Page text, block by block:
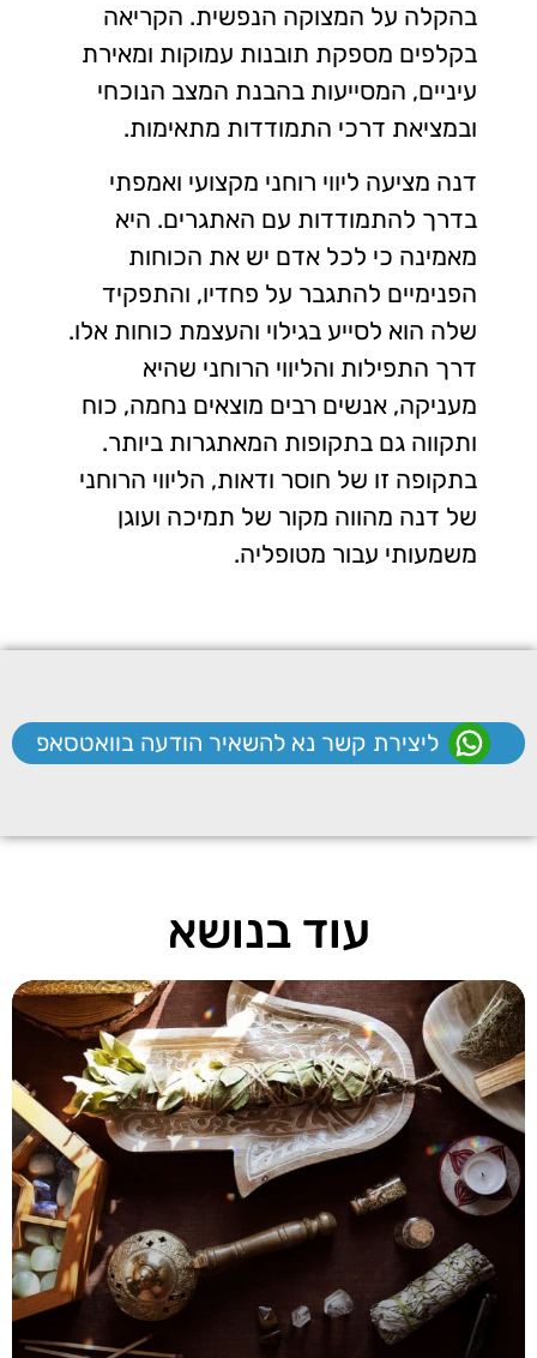
בהקלה על המצוקה הנפשית. הקריאה
בקלפים מספקת תובנות עמוקות ומאירת
עיניים, המסייעות בהבנת המצב הנוכחי
ובמציאת דרכי התמודדות מתאימות.
דנה מציעה ליווי רוחני מקצועי ואמפתי
בדרך להתמודדות עם האתגרים. היא
מאמינה כי לכל אדם יש את הכוחות
הפנימיים להתגבר על פחדיו, והתפקיד
שלה הוא לסייע בגילוי והעצמת כוחות אלו.
דרך התפילות והליווי הרוחני שהיא
מעניקה, אנשים רבים מוצאים נחמה, כוח
ותקווה גם בתקופות המאתגרות ביותר.
בתקופה זו של חוסר ודאות, הליווי הרוחני
של דנה מהווה מקור של תמיכה ועוגן
משמעותי עבור מטופליה.
ליצירת קשר נא להשאיר הודעה בוואטסאפ
עוד בנושא